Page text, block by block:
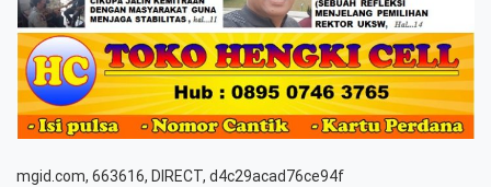
mgid.com, 663616, DIRECT, d4c29acad76ce94f